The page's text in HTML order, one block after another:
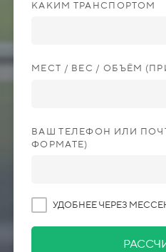
КАКИМ ТРАНСПОРТОМ
МЕСТ / ВЕС / ОБЪЁМ
ВАШ ТЕЛЕФОН ИЛИ
ФОРМАТЕ)
УДОБНЕЕ ЧЕРЕЗ